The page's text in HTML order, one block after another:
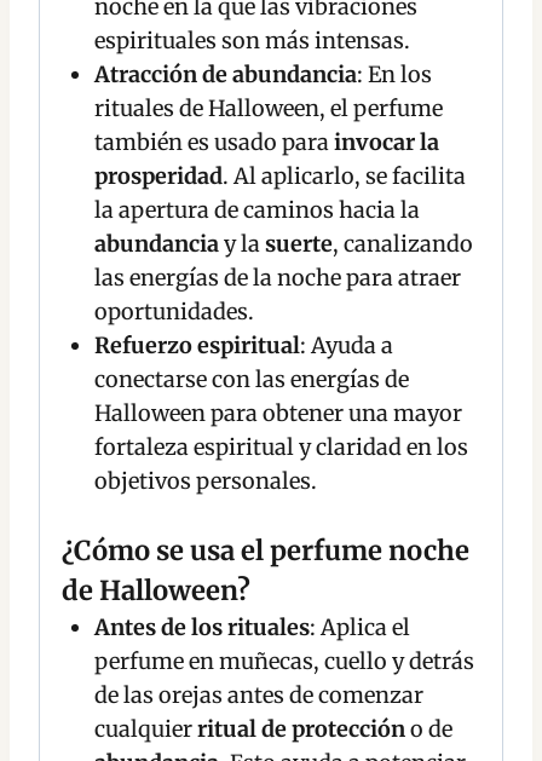
noche en la que las vibraciones
espirituales son más intensas.
Atracción de abundancia: En los
rituales de Halloween, el perfume
también es usado parainvocar la
prosperidad. Al aplicarlo, se facilita
la apertura de caminos hacia la
abundanciay lasuerte, canalizando
las energías de la noche para atraer
oportunidades.
Refuerzo espiritual: Ayuda a
conectarse con las energías de
Halloween para obtener una mayor
fortaleza espiritual y claridad en los
objetivos personales.
¿Cómo se usa el perfume noche
de Halloween?
Antes de los rituales: Aplica el
perfume en muñecas, cuello y detrás
de las orejas antes de comenzar
cualquierritual de proteccióno de